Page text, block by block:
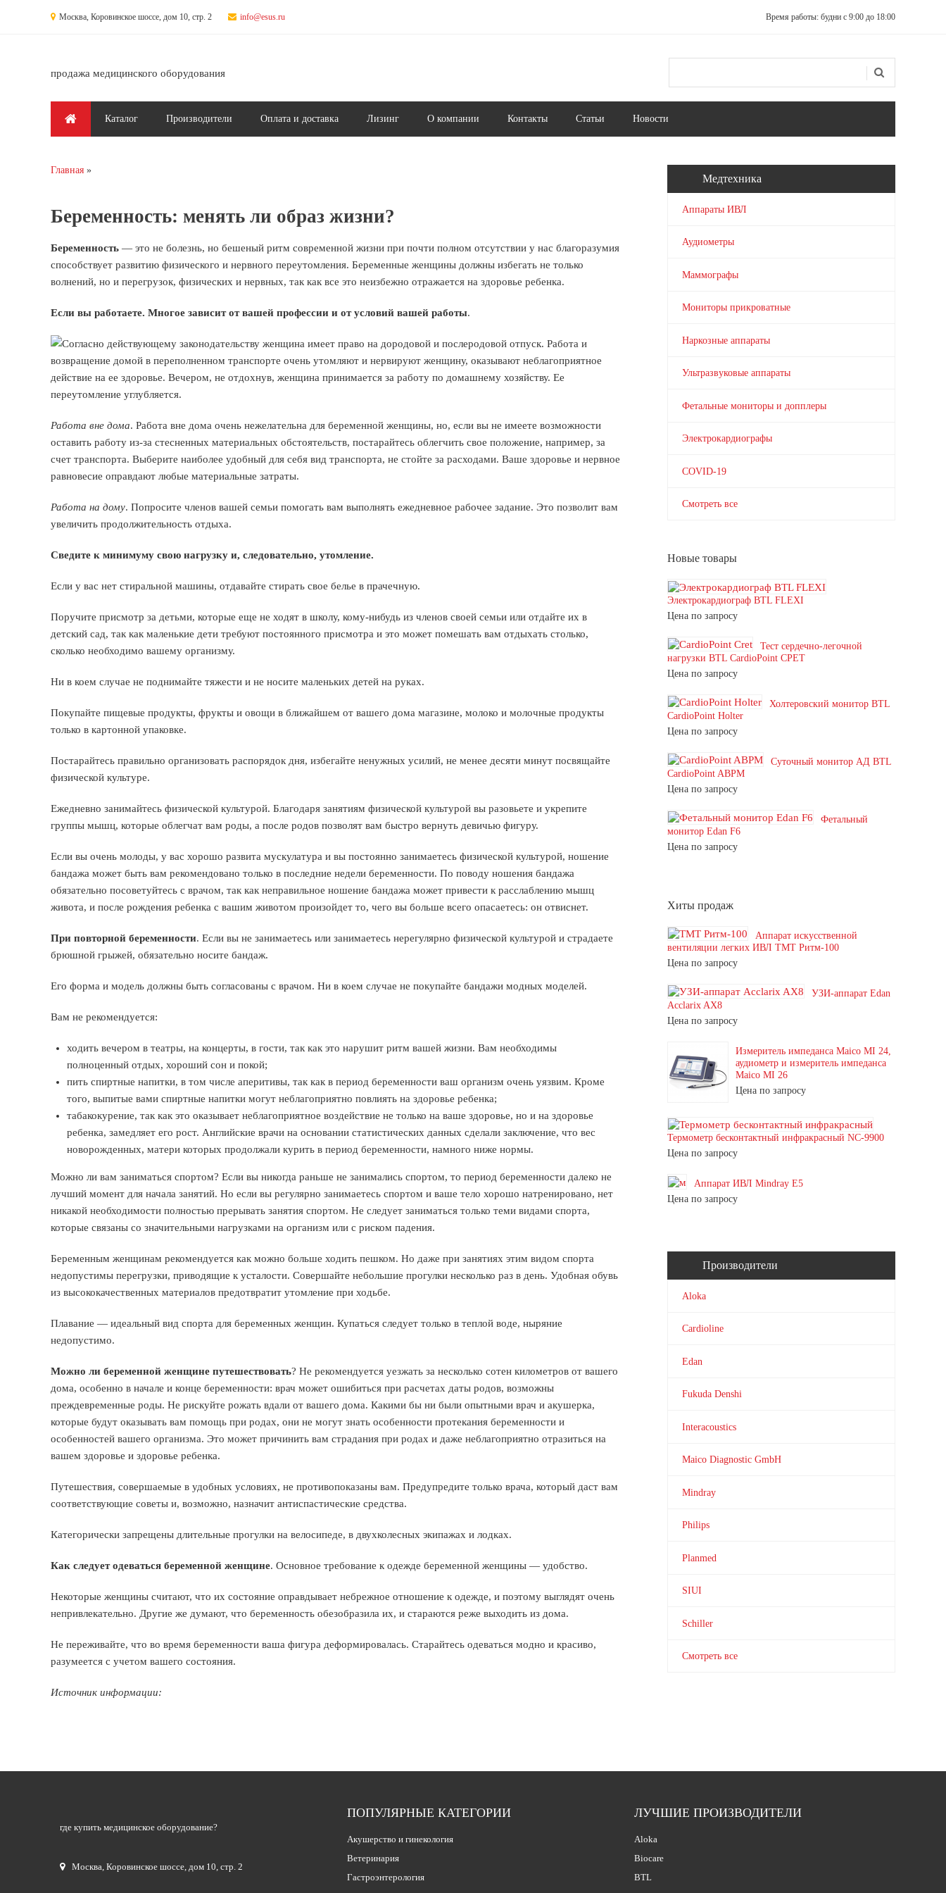
Москва, Коровинское шоссе, дом 10, стр. 2 info@esus.ru Время работы: будни с 9:00 до 18:00
продажа медицинского оборудования
Главное менюКаталог Производители Оплата и доставка Лизинг О компании Контакты Статьи Новости
Вы здесь
Главная
Беременность: менять ли образ жизни?
Беременность — это не болезнь, но бешеный ритм современной жизни при почти полном отсутствии у нас благоразумия
способствует развитию физического и нервного переутомления. Беременные женщины должны избегать не только
волнений, но и перегрузок, физических и нервных, так как все это неизбежно отражается на здоровье ребенка.
Если вы работаете. Многое зависит от вашей профессии и от условий вашей работы.
Согласно действующему законодательству женщина имеет право на дородовой и послеродовой отпуск. Работа и
возвращение домой в переполненном транспорте очень утомляют и нервируют женщину, оказывают неблагоприятное
действие на ее здоровье. Вечером, не отдохнув, женщина принимается за работу по домашнему хозяйству. Ее
переутомление углубляется.
Работа вне дома. Работа вне дома очень нежелательна для беременной женщины, но, если вы не имеете возможности
оставить работу из-за стесненных материальных обстоятельств, постарайтесь облегчить свое положение, например, за
счет транспорта. Выберите наиболее удобный для себя вид транспорта, не стойте за расходами. Ваше здоровье и нервное
равновесие оправдают любые материальные затраты.
Работа на дому. Попросите членов вашей семьи помогать вам выполнять ежедневное рабочее задание. Это позволит вам
увеличить продолжительность отдыха.
Сведите к минимуму свою нагрузку и, следовательно, утомление.
Если у вас нет стиральной машины, отдавайте стирать свое белье в прачечную.
Поручите присмотр за детьми, которые еще не ходят в школу, кому-нибудь из членов своей семьи или отдайте их в
детский сад, так как маленькие дети требуют постоянного присмотра и это может помешать вам отдыхать столько,
сколько необходимо вашему организму.
Ни в коем случае не поднимайте тяжести и не носите маленьких детей на руках.
Покупайте пищевые продукты, фрукты и овощи в ближайшем от вашего дома магазине, молоко и молочные продукты
только в картонной упаковке.
Постарайтесь правильно организовать распорядок дня, избегайте ненужных усилий, не менее десяти минут посвящайте
физической культуре.
Ежедневно занимайтесь физической культурой. Благодаря занятиям физической культурой вы разовьете и укрепите
группы мышц, которые облегчат вам роды, а после родов позволят вам быстро вернуть девичью фигуру.
Если вы очень молоды, у вас хорошо развита мускулатура и вы постоянно занимаетесь физической культурой, ношение
бандажа может быть вам рекомендовано только в последние недели беременности. По поводу ношения бандажа
обязательно посоветуйтесь с врачом, так как неправильное ношение бандажа может привести к расслаблению мышц
живота, и после рождения ребенка с вашим животом произойдет то, чего вы больше всего опасаетесь: он отвиснет.
При повторной беременности. Если вы не занимаетесь или занимаетесь нерегулярно физической культурой и страдаете
брюшной грыжей, обязательно носите бандаж.
Его форма и модель должны быть согласованы с врачом. Ни в коем случае не покупайте бандажи модных моделей.
Вам не рекомендуется:
ходить вечером в театры, на концерты, в гости, так как это нарушит ритм вашей жизни. Вам необходимы
полноценный отдых, хороший сон и покой;
пить спиртные напитки, в том числе аперитивы, так как в период беременности ваш организм очень уязвим. Кроме
того, выпитые вами спиртные напитки могут неблагоприятно повлиять на здоровье ребенка;
табакокурение, так как это оказывает неблагоприятное воздействие не только на ваше здоровье, но и на здоровье
ребенка, замедляет его рост. Английские врачи на основании статистических данных сделали заключение, что вес
новорожденных, матери которых продолжали курить в период беременности, намного ниже нормы.
Можно ли вам заниматься спортом? Если вы никогда раньше не занимались спортом, то период беременности далеко не
лучший момент для начала занятий. Но если вы регулярно занимаетесь спортом и ваше тело хорошо натренировано, нет
никакой необходимости полностью прерывать занятия спортом. Не следует заниматься только теми видами спорта,
которые связаны со значительными нагрузками на организм или с риском падения.
Беременным женщинам рекомендуется как можно больше ходить пешком. Но даже при занятиях этим видом спорта
недопустимы перегрузки, приводящие к усталости. Совершайте небольшие прогулки несколько раз в день. Удобная обувь
из высококачественных материалов предотвратит утомление при ходьбе.
Плавание — идеальный вид спорта для беременных женщин. Купаться следует только в теплой воде, ныряние
недопустимо.
Можно ли беременной женщине путешествовать? Не рекомендуется уезжать за несколько сотен километров от вашего
дома, особенно в начале и конце беременности: врач может ошибиться при расчетах даты родов, возможны
преждевременные роды. Не рискуйте рожать вдали от вашего дома. Какими бы ни были опытными врач и акушерка,
которые будут оказывать вам помощь при родах, они не могут знать особенности протекания беременности и
особенностей вашего организма. Это может причинить вам страдания при родах и даже неблагоприятно отразиться на
вашем здоровье и здоровье ребенка.
Путешествия, совершаемые в удобных условиях, не противопоказаны вам. Предупредите только врача, который даст вам
соответствующие советы и, возможно, назначит антиспастические средства.
Категорически запрещены длительные прогулки на велосипеде, в двухколесных экипажах и лодках.
Как следует одеваться беременной женщине. Основное требование к одежде беременной женщины — удобство.
Некоторые женщины считают, что их состояние оправдывает небрежное отношение к одежде, и поэтому выглядят очень
непривлекательно. Другие же думают, что беременность обезобразила их, и стараются реже выходить из дома.
Не переживайте, что во время беременности ваша фигура деформировалась. Старайтесь одеваться модно и красиво,
разумеется с учетом вашего состояния.
Источник информации:
Медтехника
Аппараты ИВЛ
Аудиометры
Маммографы
Мониторы прикроватные
Наркозные аппараты
Ультразвуковые аппараты
Фетальные мониторы и допплеры
Электрокардиографы
COVID-19
Смотреть все
Новые товары
Электрокардиограф BTL FLEXI
Цена по запросу
Тест сердечно-легочной
нагрузки BTL CardioPoint CPET
Цена по запросу
Холтеровский монитор BTL
CardioPoint Holter
Цена по запросу
Суточный монитор АД BTL
CardioPoint ABPM
Цена по запросу
Фетальный
монитор Edan F6
Цена по запросу
Хиты продаж
Аппарат искусственной
вентиляции легких ИВЛ ТМТ Ритм-100
Цена по запросу
УЗИ-аппарат Edan
Acclarix AX8
Цена по запросу
Измеритель импеданса Maico MI 24,
аудиометр и измеритель импеданса
Maico MI 26
Цена по запросу
Термометр бесконтактный инфракрасный NC-9900
Цена по запросу
Аппарат ИВЛ Mindray E5
Цена по запросу
Производители
Aloka
Cardioline
Edan
Fukuda Denshi
Interacoustics
Maico Diagnostic GmbH
Mindray
Philips
Planmed
SIUI
Schiller
Смотреть все
где купить медицинское оборудование?
Москва, Коровинское шоссе, дом 10, стр. 2
ПОПУЛЯРНЫЕ КАТЕГОРИИ
Акушерство и гинекология
Ветеринария
Гастроэнтерология
ЛУЧШИЕ ПРОИЗВОДИТЕЛИ
Aloka
Biocare
BTL